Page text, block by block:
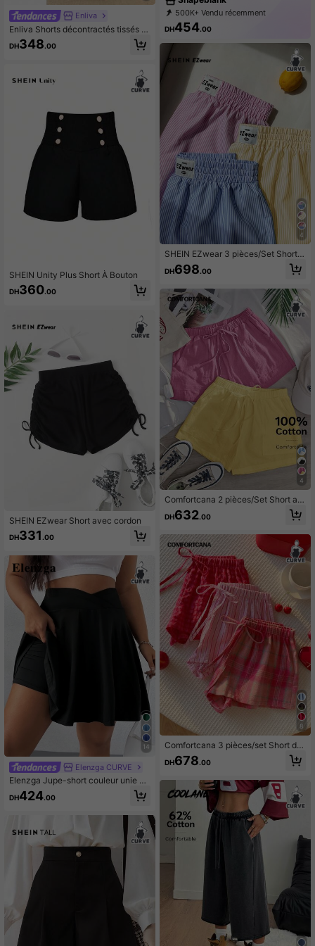
Enliva
Enliva Shorts décontractés tissés à
taille élastique grande taille, six poi
nts, pour les silhouettes en pomme
DH348.00
SHEIN Unity Plus Short À Bouton
DH360.00
SHEIN EZwear Short avec cordon
DH331 .00
14
Elenzga CURVE
Elenzga Jupe-short couleur unie dé
contractée d'été grande taille
DH424.00
500K+ Vendu récemment
54K+ Rachat
DH454.00
4
SHEIN EZwear 3 pièces/Set Short r
ayé blocs de couleurs grande taille
DH698.00
4
Comfortcana 2 pièces/Set Short am
ple grande taille rose & jaune, déco
ntracté, été, vacances
DH632.00
8
Comfortcana 3 pièces/set Short d'é
té décontracté ample à carreaux et
rayures pour grandes tailles
DH678.00